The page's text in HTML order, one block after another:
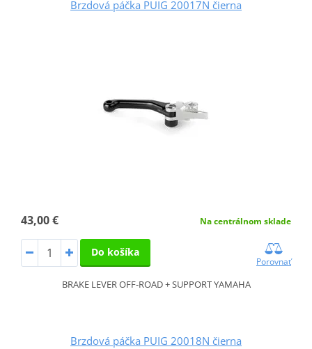
Brzdová páčka PUIG 20017N čierna
43,00 € Na centrálnom sklade
Do košíka
Porovnať
BRAKE LEVER OFF-ROAD + SUPPORT YAMAHA
Brzdová páčka PUIG 20018N čierna